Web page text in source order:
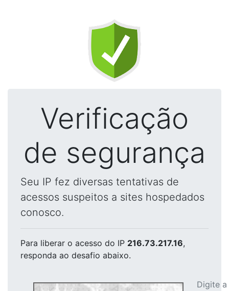
Verificação
de segurança
Seu IP fez diversas tentativas de
acessos suspeitos a sites hospedados
conosco.
Para liberar o acesso do IP 216.73.217.16,
responda ao desafio abaixo.
Digite